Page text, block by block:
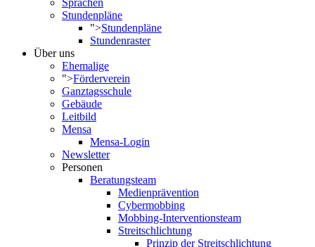
Stundenpläne
">Stundenpläne
Stundenraster
Über uns
Ehemalige
">Förderverein
Ganztagsschule
Gebäude
Leitbild
Mensa
Mensa-Login
Newsletter
Personen
Beratungsteam
Medienprävention
Cybermobbing
Mobbing-Interventionsteam
Streitschlichtung
Prinzip der Streitschlichtung